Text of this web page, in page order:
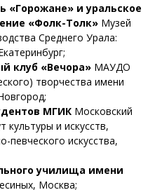
«Горожане» и уральское
«Фолк-Толк» Музей
Среднего Урала:
клуб «Вечора» МАУДО
творчества имени
МГИК Московский
культуры и искусств,
певческого искусства,
училища имени
Москва;